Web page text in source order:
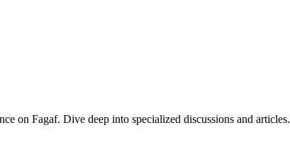
on Fagaf. Dive deep into specialized discussions and articles.